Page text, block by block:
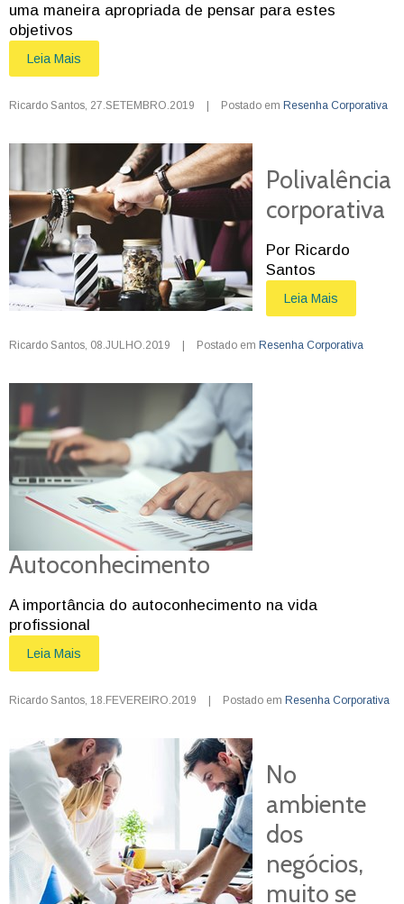
uma maneira apropriada de pensar para estes
objetivos
Leia Mais
Ricardo Santos 27.SETEMBRO.2019 | Postado em Resenha Corporativa
Polivalência
corporativa
Por Ricardo
Santos
Leia Mais
Ricardo Santos 08.JULHO.2019 | Postado em Resenha Corporativa
Autoconhecimento
A importância do autoconhecimento na vida
profissional
Leia Mais
Ricardo Santos 18.FEVEREIRO.2019 | Postado em Resenha Corporativa
No
ambiente
dos
negócios,
muito se